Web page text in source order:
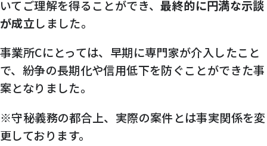
いてご理解を得ることができ、最終的に円満な示談
が成立しました。
事業所Cにとっては、早期に専門家が介入したこと
で、紛争の長期化や信用低下を防ぐことができた事
案となりました。
※守秘義務の都合上、実際の案件とは事実関係を変
更しております。